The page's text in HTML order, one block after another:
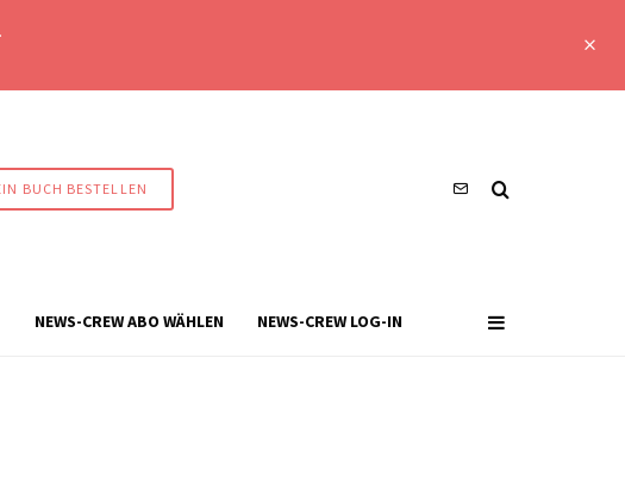
BUCH BESTELLEN
NEWS-CREW ABO WÄHLEN NEWS-CREW LOG-IN